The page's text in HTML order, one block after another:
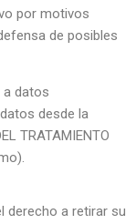
por motivos
de posibles
a datos
desde la
TRATAMIENTO
derecho a retirar su